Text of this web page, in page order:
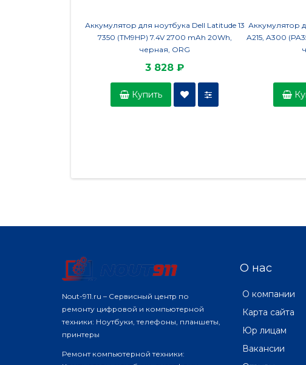
Аккумулятор для ноутбука Dell Latitude 13
7350 (TM9HP) 7.4V 2700 mAh 20Wh,
черная, ORG
3 828 ₽
Купить
Аккумулятор
A215, A300
Nout-911.ru – Сервисный центр по
ремонту цифровой и компьютерной
техники: Ноутбуки, телефоны, планшеты,
принтеры
Ремонт компьютерной техники:
О нас
О компании
Карта сайта
Юр лицам
Вакансии